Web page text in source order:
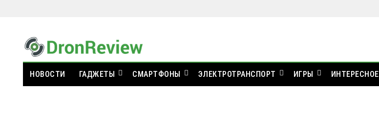
НОВОСТИ ГАДЖЕТЫ СМАРТФОНЫ ЭЛЕКТРОТРАНСПОРТ ИГРЫ ИНТЕРЕСНОЕ